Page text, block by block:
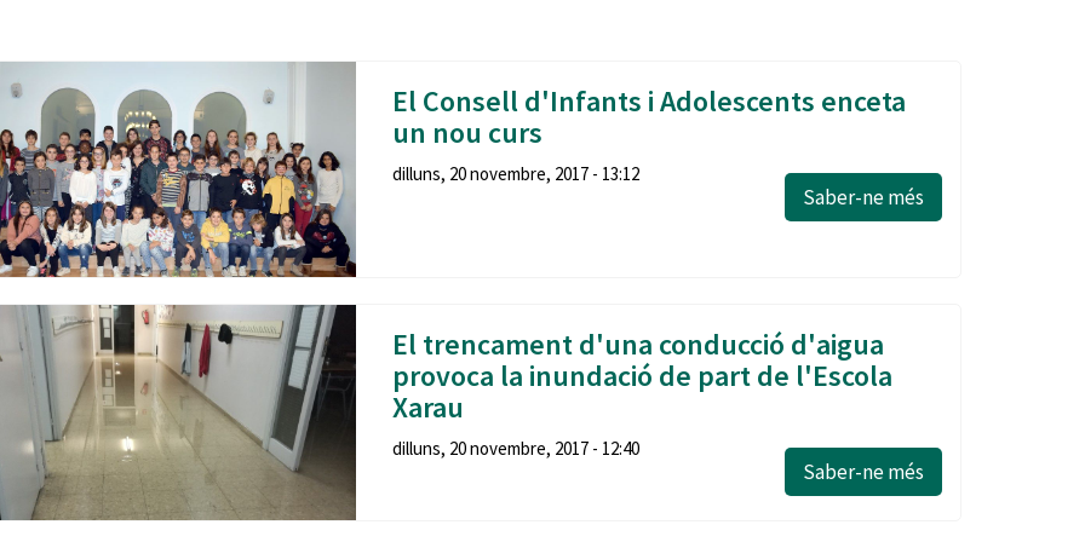
Retiment de Comptes
Accés a Informació Pública
Cerdanyola opta a més de 5 milions d'euros del Pla de
Barris per transformar les Fontetes, Quatre Cantons i
l'entorn de l'avinguda Catalunya
El FIT presenta el cartell de la seva 16a edició i dona el
tret de sortida al festival
L’Ajuntament reparteix ulleres gratuïtes per veure
El Consell d'Infants i Adolescents enceta
un nou curs
dilluns, 20 novembre, 2017 - 13:12
Saber-ne més
El trencament d'una conducció d'aigua
provoca la inundació de part de l'Escola
Xarau
dilluns, 20 novembre, 2017 - 12:40
Saber-ne més